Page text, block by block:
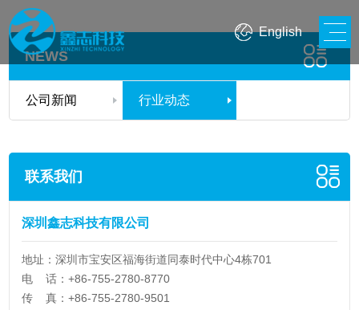
English
NEWS
公司新闻 行业动态
联系我们
深圳鑫志科技有限公司
地址：深圳市宝安区福海街道同泰时代中心4栋701
电 话：+86-755-2780-8770
传 真：+86-755-2780-9501